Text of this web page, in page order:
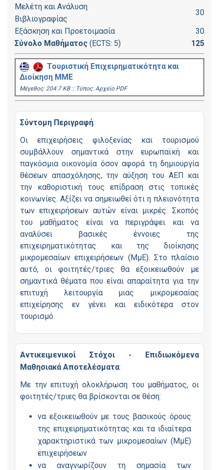
Μελέτη και Ανάλυση
Βιβλιογραφίας
30
Εξάσκηση και Προετοιμασία
30
Σύνολο Μαθήματος (ECTS: 5) 125
Τουριστική Επιχειρηματικότητα και
Διοίκηση ΜΜΕ
Mέγεθος: 204.7 KB :: Τύπος: Αρχείο PDF
Σύντομη Περιγραφή:
Οι επιχειρήσεις φιλοξενίας και τουρισμού
συμβάλλουν σημαντικά στην ευρωπαϊκή και
παγκόσμια οικονομία όσον αφορά τη δημιουργία
θέσεων απασχόλησης, την αύξηση του ΑΕΠ και
την καθοριστική τους επίδραση στις τοπικές
κοινωνίες. Αξίζει να σημειωθεί ότι η πλειονότητα
των επιχειρήσεων αυτών είναι μικρές. Σκοπός
του μαθήματος είναι να περιγράψει και να
αναλύσει βασικές έννοιες της
επιχειρηματικότητας και της διοίκησης
μικρομεσαίων επιχειρήσεων (ΜμΕ). Στο πλαίσιο
αυτό, οι φοιτητές/τριες θα εξοικειωθούν με
σημαντικά θέματα που είναι απαραίτητα για την
επιτυχή λειτουργία μιας μικρομεσαίας
επιχείρησης εν γένει και ειδικότερα στον
τουρισμό.
Αντικειμενικοί Στόχοι - Επιδιωκόμενα
Μαθησιακά Αποτελέσματα:
Με την επιτυχή ολοκλήρωση του μαθήματος, οι
φοιτητές/τριες θα βρίσκονται σε θέση:
να εξοικειωθούν με τους βασικούς όρους
της επιχειρηματικότητας και τα ιδιαίτερα
χαρακτηριστικά των μικρομεσαίων (ΜμΕ)
επιχειρήσεων
να αναγνωρίζουν τη σημασία των